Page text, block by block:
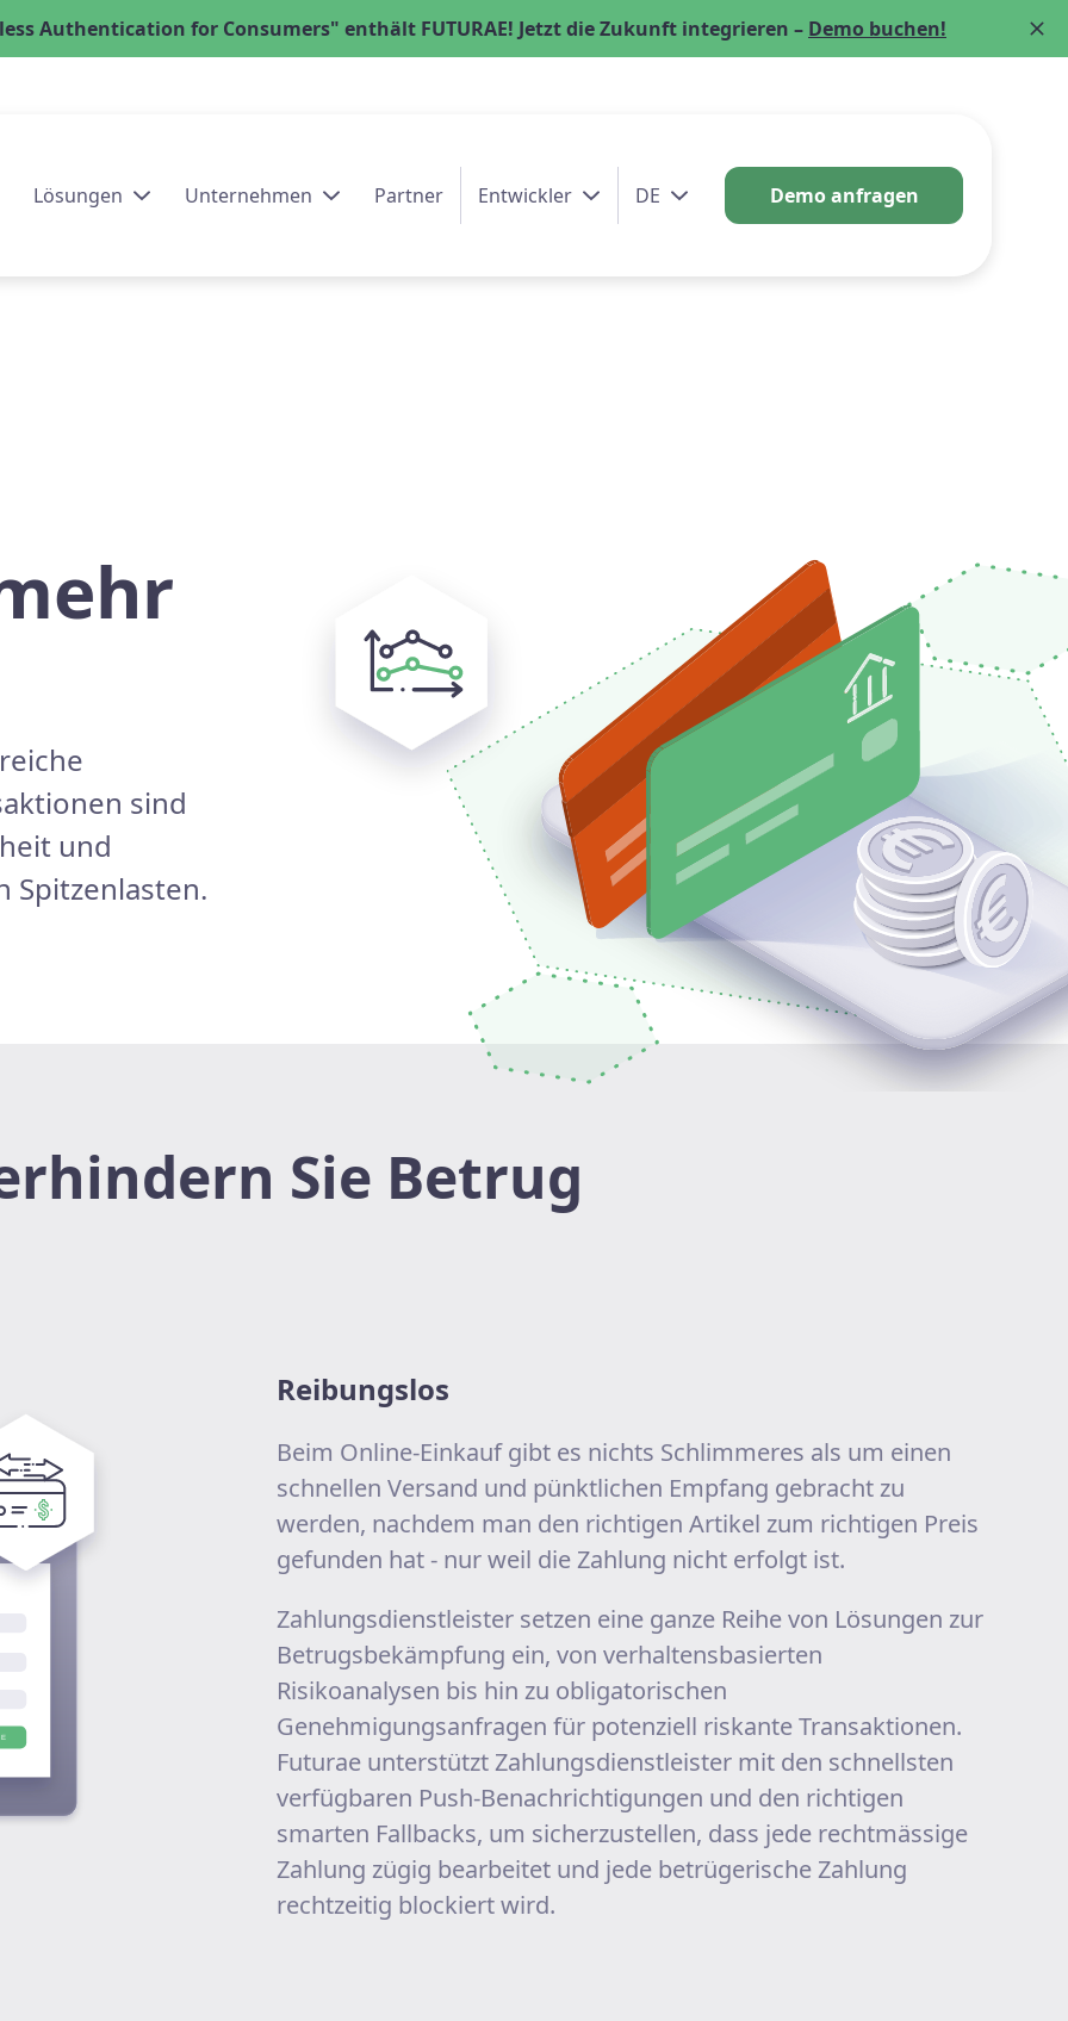
Authentication for Consumers" enthält FUTURAE! Jetzt die Zukunft integrieren – Demo buchen!
Lösungen Unternehmen Partner Entwickler DE Demo anfragen
sind
und
Spitzenlasten.
Sie Betrug
Reibungslos
Beim Online-Einkauf gibt es nichts Schlimmeres als um einen
schnellen Versand und pünktlichen Empfang gebracht zu
werden, nachdem man den richtigen Artikel zum richtigen Preis
gefunden hat - nur weil die Zahlung nicht erfolgt ist.
Zahlungsdienstleister setzen eine ganze Reihe von Lösungen zur
Betrugsbekämpfung ein, von verhaltensbasierten
Risikoanalysen bis hin zu obligatorischen
Genehmigungsanfragen für potenziell riskante Transaktionen.
Futurae unterstützt Zahlungsdienstleister mit den schnellsten
verfügbaren Push-Benachrichtigungen und den richtigen
smarten Fallbacks, um sicherzustellen, dass jede rechtmässige
Zahlung zügig bearbeitet und jede betrügerische Zahlung
rechtzeitig blockiert wird.